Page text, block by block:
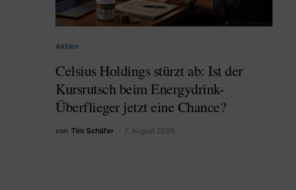
Aktien
Celsius Holdings stürzt ab: Ist der
Kursrutsch beim Energydrink-
Überflieger jetzt eine Chance?
von Tim Schäfer 7. August 2026